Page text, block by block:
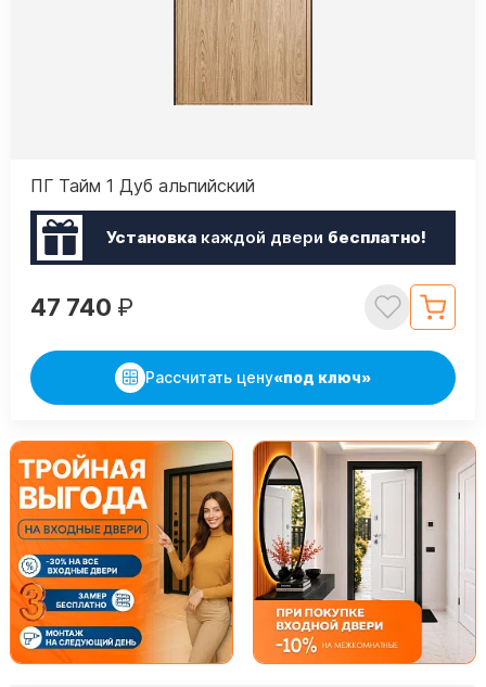
ПГ Тайм 1 Дуб альпийский
Установкакаждой двери бесплатно!
47 740 ₽
Рассчитать цену«под ключ»